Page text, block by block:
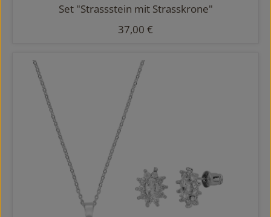
Set "Strassstein mit Strasskrone"
Regulärer Preis:
37,00 €